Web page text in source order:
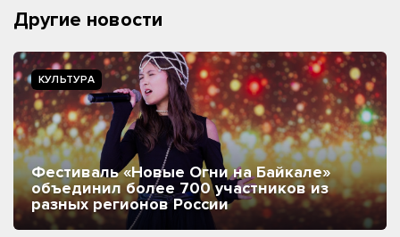
Другие новости
КУЛЬТУРА
Фестиваль «Новые Огни на Байкале»
объединил более 700 участников из
разных регионов России